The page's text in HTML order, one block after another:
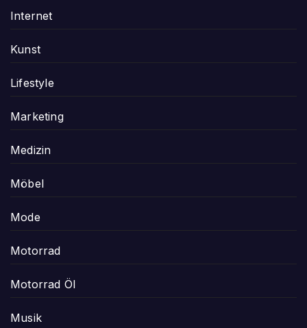
Internet
Kunst
Lifestyle
Marketing
Medizin
Möbel
Mode
Motorrad
Motorrad Öl
Musik